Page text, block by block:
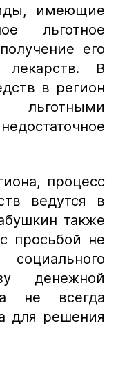
имеющие
льготное
его
В
в регион
процесс
ведутся в
также
просьбой не
денежной
не всегда
для решения